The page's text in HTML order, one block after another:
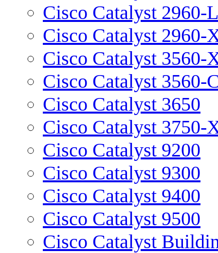
Cisco Catalyst 2960-L
Cisco Catalyst 2960-
Cisco Catalyst 3560-
Cisco Catalyst 3560-
Cisco Catalyst 3650
Cisco Catalyst 3750-
Cisco Catalyst 9200
Cisco Catalyst 9300
Cisco Catalyst 9400
Cisco Catalyst 9500
Cisco Catalyst